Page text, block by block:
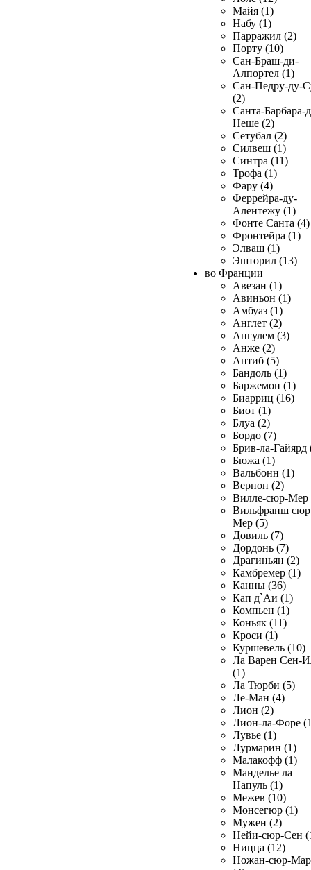
Майя (1)
Набу (1)
Парражил (2)
Порту (10)
Сан-Браш-ди-
Алпортел (1)
Сан-Педру-ду-
(2)
Санта-Барбара-
Неше (2)
Сетубал (2)
Силвеш (1)
Синтра (11)
Трофа (1)
Фару (4)
Феррейра-ду-
Алентежу (1)
Фонте Санта (4)
Фронтейра (1)
Элваш (1)
Эшторил (13)
во Франции
Авезан (1)
Авиньон (1)
Амбуаз (1)
Англет (2)
Ангулем (3)
Анже (2)
Антиб (5)
Бандоль (1)
Баржемон (1)
Биарриц (16)
Биот (1)
Блуа (2)
Бордо (7)
Брив-ла-Гайярд
Бюжа (1)
Вальбонн (1)
Вернон (2)
Вилле-сюр-Мер
Вильфранш сюр
Мер (5)
Довиль (7)
Дордонь (7)
Драгиньян (2)
Камбремер (1)
Канны (36)
Кап д`Аи (1)
Компьен (1)
Коньяк (11)
Кроси (1)
Куршевель (10)
Ла Варен Сен-
(1)
Ла Тюрби (5)
Ле-Ман (4)
Лион (2)
Лион-ла-Форе
Лувье (1)
Лурмарин (1)
Малакофф (1)
Манделье ла
Напуль (1)
Межев (10)
Монсегюр (1)
Мужен (2)
Нейи-сюр-Сен
Ницца (12)
Ножан-сюр-